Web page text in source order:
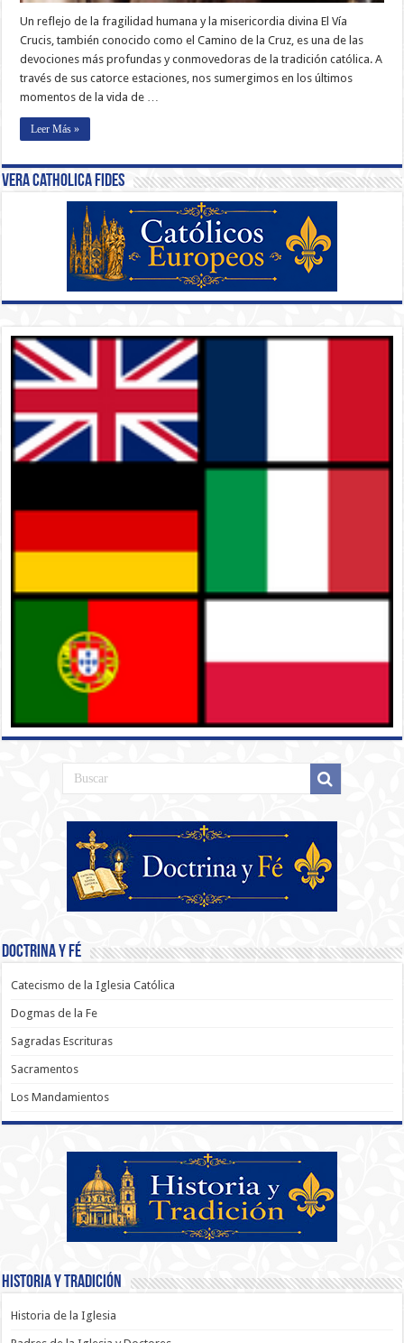
Un reflejo de la fragilidad humana y la misericordia divina El Vía
Crucis, también conocido como el Camino de la Cruz, es una de las
devociones más profundas y conmovedoras de la tradición católica. A
través de sus catorce estaciones, nos sumergimos en los últimos
momentos de la vida de …
Leer Más »
Vera Catholica Fides
Doctrina y Fé
Catecismo de la Iglesia Católica
Dogmas de la Fe
Sagradas Escrituras
Sacramentos
Los Mandamientos
Historia y Tradición
Historia de la Iglesia